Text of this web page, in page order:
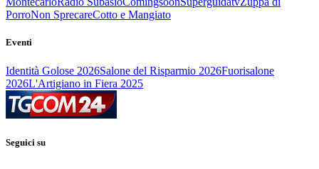
PorroNon SprecareCotto e Mangiato
Eventi
Identità Golose 2026Salone del Risparmio 2026Fuorisalone
2026L'Artigiano in Fiera 2025
Seguici su